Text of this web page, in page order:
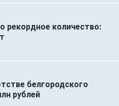
рекордное количество:
белгородского
рублей